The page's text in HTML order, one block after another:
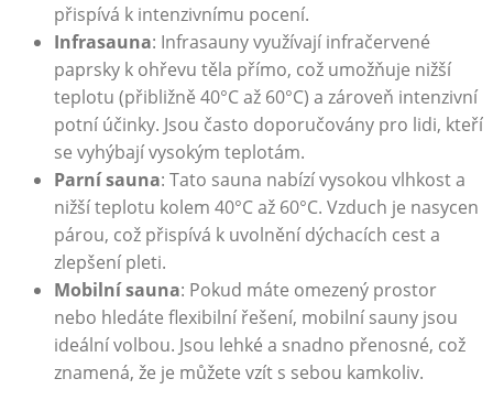
přispívá k intenzivnímu pocení.
Infrasauna: Infrasauny využívají infračervené
paprsky k ohřevu těla přímo, což umožňuje nižší
teplotu (přibližně 40°C až 60°C) a zároveň intenzivní
potní účinky. Jsou často doporučovány pro lidi, kteří
se vyhýbají vysokým teplotám.
Parní sauna: Tato sauna nabízí vysokou vlhkost a
nižší teplotu kolem 40°C až 60°C. Vzduch je nasycen
párou, což přispívá k uvolnění dýchacích cest a
zlepšení pleti.
Mobilní sauna: Pokud máte omezený prostor
nebo hledáte flexibilní řešení, mobilní sauny jsou
ideální volbou. Jsou lehké a snadno přenosné, což
znamená, že je můžete vzít s sebou kamkoliv.